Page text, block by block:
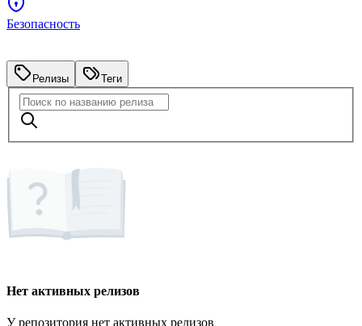
Безопасность
Релизы Теги
Нет активных релизов
У репозитория нет активных релизов